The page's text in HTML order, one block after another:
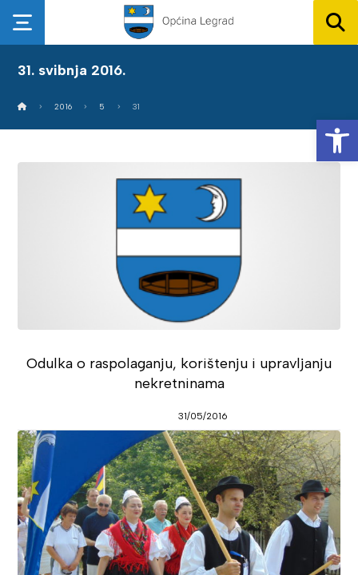
31. svibnja 2016.
2016 5 31
Odulka o raspolaganju, korištenju i upravljanju
nekretninama
31/05/2016